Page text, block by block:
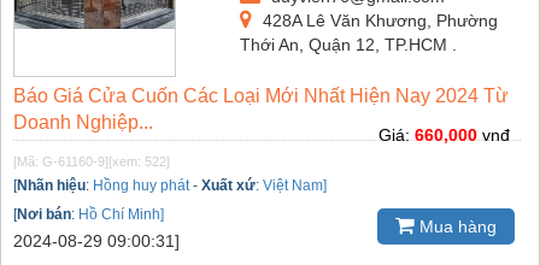
428A Lê Văn Khương, Phường
Thới An, Quận 12, TP.HCM .
Báo Giá Cửa Cuốn Các Loại Mới Nhất Hiện Nay 2024 Từ
Doanh Nghiệp...
[Mã: G-61160-9] [xem: 522]
[Nhãn hiệu: Hồng huy phát- Xuất xứ: Việt Nam]
[Nơi bán: Hồ Chí Minh]
2024-08-29 09:00:31]
Giá:660,000vnđ
Mua hàng